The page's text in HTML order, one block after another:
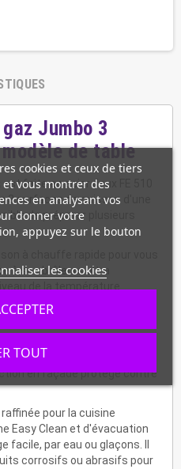
Jumbo 3
de table
faite en acier doux FE 510
3 surfaces de cuisson d'une
de préparer plusieurs
à chauffe rapide pour vous
à ses brûleurs ultra
légumes et viande à
directement au dessus
en façade protège contre
pour la cuisine
Easy Clean et d'évacuation
par eau ou glaçons. Il
corrosifs ou abrasifs pour
cookies et ceux de tiers
vous montrer des
en analysant vos
donner votre
appuyez sur le bouton
les cookies
TOUT